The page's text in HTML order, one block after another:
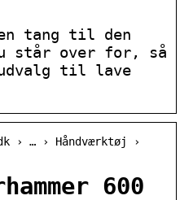
tang til den
står over for, så
til lave
› … › Håndværktøj ›
600